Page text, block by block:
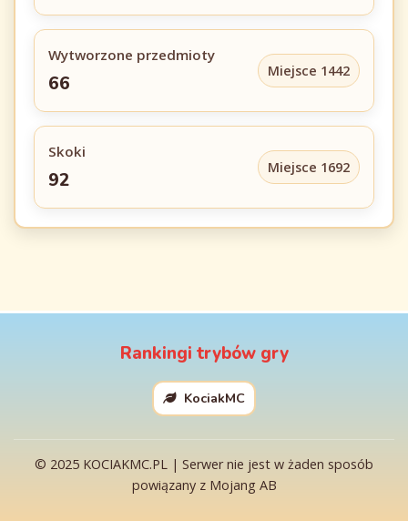
Wytworzone przedmioty
66
Miejsce 1442
Skoki
92
Miejsce 1692
Rankingi trybów gry
KociakMC
© 2025 KOCIAKMC.PL | Serwer nie jest w żaden sposób
powiązany z Mojang AB